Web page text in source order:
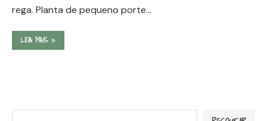
rega. Planta de pequeno porte…
LEIA MAIS